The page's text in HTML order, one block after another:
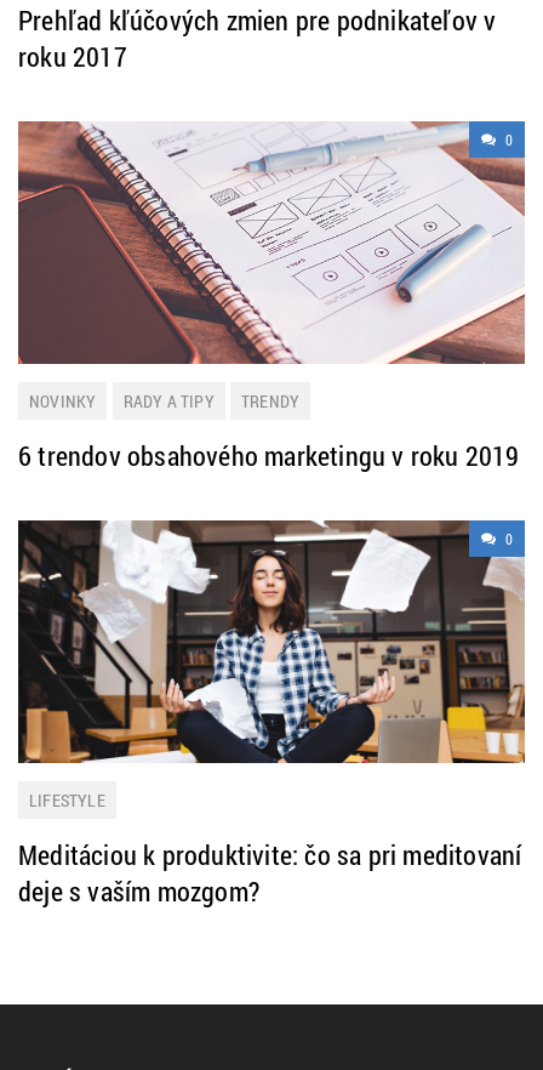
Prehľad kľúčových zmien pre podnikateľov v
roku 2017
0
NOVINKY RADY A TIPY TRENDY
6 trendov obsahového marketingu v roku 2019
0
LIFESTYLE
Meditáciou k produktivite: čo sa pri meditovaní
deje s vaším mozgom?